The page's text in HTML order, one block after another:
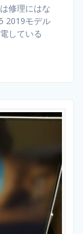
修理にはな
2019モデル
している